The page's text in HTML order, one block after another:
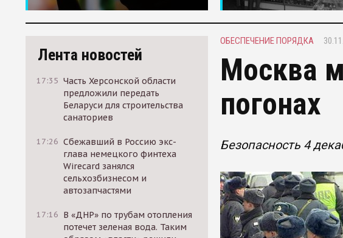
Лента новостей
17:35 Часть Херсонской области
предложили передать
Беларуси для строительства
санаториев
17:26 Сбежавший в Россию экс-
глава немецкого финтеха
Wirecard занялся
сельхозбизнесом и
автозапчастями
17:16 В «ДНР» по трубам отопления
потечет зеленая вода. Таким
ОБЕСПЕЧЕНИЕ ПОРЯДКА
Москва
погонах
Безопасность 4